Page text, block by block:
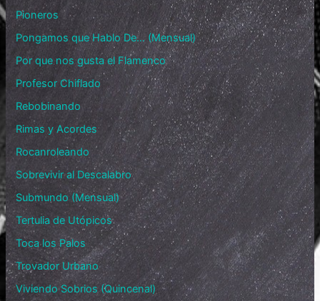
Pioneros
Pongamos que Hablo De… (Mensual)
Por que nos gusta el Flamenco
Profesor Chiflado
Rebobinando
Rimas y Acordes
Rocanroleando
Sobrevivir al Descalabro
Submundo (Mensual)
Tertulia de Utópicos
Toca los Palos
Trovador Urbano
Viviendo Sobrios (Quincenal)